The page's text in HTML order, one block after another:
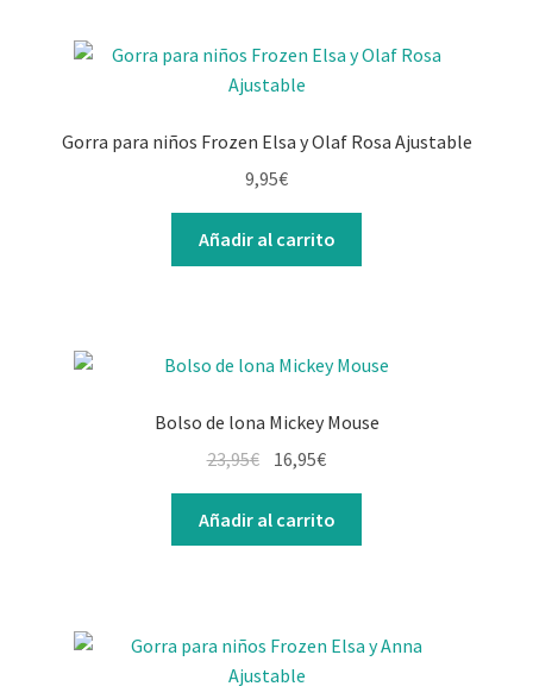
Gorra para niños Frozen Elsa y Olaf Rosa Ajustable
9,95€
Añadir al carrito
Bolso de lona Mickey Mouse
23,95€ El
original
era:
16,95€El
actual
es:
Añadir al carrito